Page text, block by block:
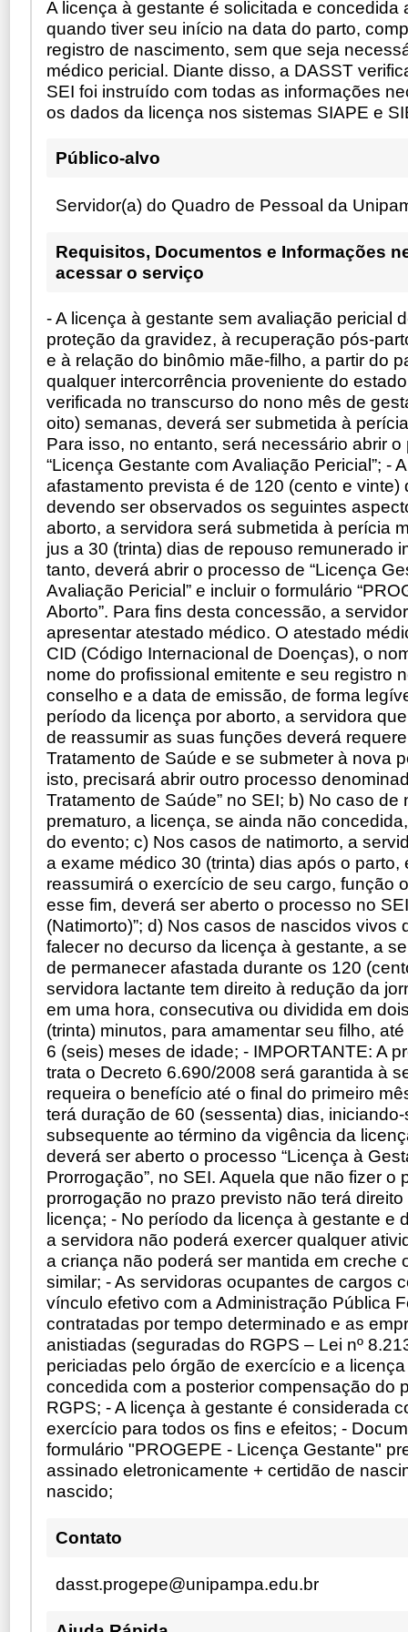
A licença à gestante é solicitada e concedida
quando tiver seu início na data do parto,
registro de nascimento, sem que seja
médico pericial. Diante disso, a DASST
SEI foi instruído com todas as informações
os dados da licença nos sistemas SIAPE e
Público-alvo
Servidor(a) do Quadro de Pessoal da
Requisitos, Documentos e Informações
acessar o serviço
- A licença à gestante sem avaliação pericial
proteção da gravidez, à recuperação pós-
e à relação do binômio mãe-filho, a partir do
qualquer intercorrência proveniente do
verificada no transcurso do nono mês de
oito) semanas, deverá ser submetida à
Para isso, no entanto, será necessário abrir
“Licença Gestante com Avaliação Pericial”; -
afastamento prevista é de 120 (cento e vinte)
devendo ser observados os seguintes
aborto, a servidora será submetida à perícia
jus a 30 (trinta) dias de repouso remunerado
tanto, deverá abrir o processo de “Licença
Avaliação Pericial” e incluir o formulário
Aborto”. Para fins desta concessão, a
apresentar atestado médico. O atestado
CID (Código Internacional de Doenças), o
nome do profissional emitente e seu registro
conselho e a data de emissão, de forma
período da licença por aborto, a servidora
de reassumir as suas funções deverá
Tratamento de Saúde e se submeter à nova
isto, precisará abrir outro processo
Tratamento de Saúde” no SEI; b) No caso de
prematuro, a licença, se ainda não
do evento; c) Nos casos de natimorto, a
a exame médico 30 (trinta) dias após o parto,
reassumirá o exercício de seu cargo, função
esse fim, deverá ser aberto o processo no
(Natimorto)”; d) Nos casos de nascidos vivos
falecer no decurso da licença à gestante, a
de permanecer afastada durante os 120
servidora lactante tem direito à redução da
em uma hora, consecutiva ou dividida em
(trinta) minutos, para amamentar seu filho,
6 (seis) meses de idade; - IMPORTANTE: A
trata o Decreto 6.690/2008 será garantida à
requeira o benefício até o final do primeiro
terá duração de 60 (sessenta) dias,
subsequente ao término da vigência da
deverá ser aberto o processo “Licença à
Prorrogação”, no SEI. Aquela que não fizer o
prorrogação no prazo previsto não terá
licença; - No período da licença à gestante e
a servidora não poderá exercer qualquer
a criança não poderá ser mantida em creche
similar; - As servidoras ocupantes de cargos
vínculo efetivo com a Administração Pública
contratadas por tempo determinado e as
anistiadas (seguradas do RGPS – Lei nº
periciadas pelo órgão de exercício e a
concedida com a posterior compensação do
RGPS; - A licença à gestante é considerada
exercício para todos os fins e efeitos; -
formulário "PROGEPE - Licença Gestante"
assinado eletronicamente + certidão de
nascido;
Contato
dasst.progepe@unipampa.edu.br